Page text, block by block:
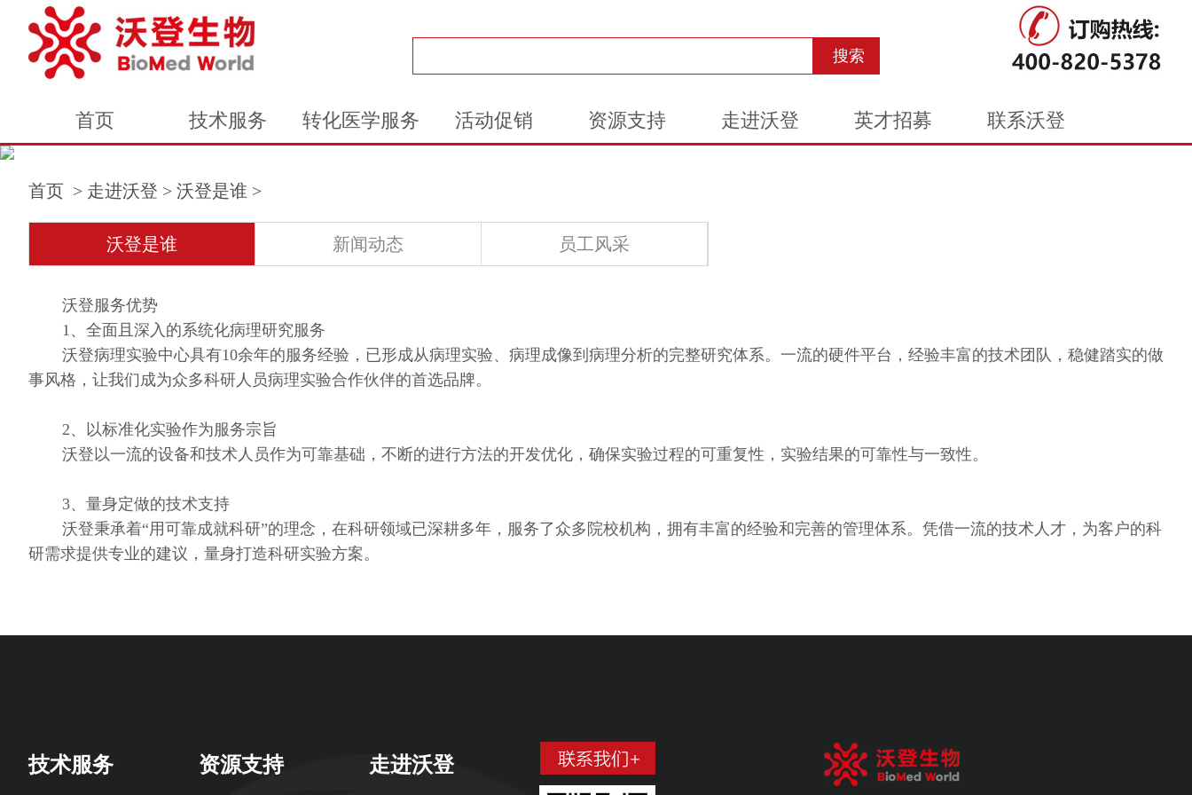
首页 技术服务 转化医学服务 活动促销 资源支持 走进沃登 英才招募 联系沃登
首页 > 走进沃登 > 沃登是谁 >
沃登是谁 新闻动态 员工风采
沃登服务优势
1、全面且深入的系统化病理研究服务
沃登病理实验中心具有10余年的服务经验，已形成从病理实验、病理成像到病理分析的完整研究体系。一流的硬件平台，经验丰富的技术团队，稳健踏实的做
事风格，让我们成为众多科研人员病理实验合作伙伴的首选品牌。
2、以标准化实验作为服务宗旨
沃登以一流的设备和技术人员作为可靠基础，不断的进行方法的开发优化，确保实验过程的可重复性，实验结果的可靠性与一致性。
3、量身定做的技术支持
沃登秉承着“用可靠成就科研”的理念，在科研领域已深耕多年，服务了众多院校机构，拥有丰富的经验和完善的管理体系。凭借一流的技术人才，为客户的科
研需求提供专业的建议，量身打造科研实验方案。
技术服务 资源支持 走进沃登